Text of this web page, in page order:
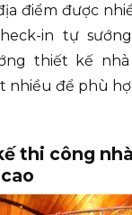
điểm được
in tự
thiết kế
nhiều để phù
thi công